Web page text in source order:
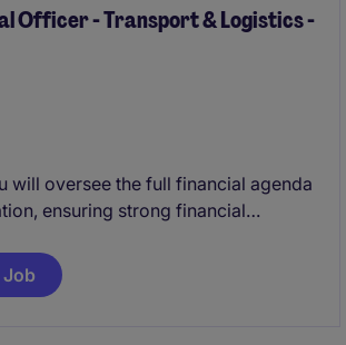
Officer - Transport & Logistics -
will oversee the full financial agenda
ensuring strong financial
long-term strategic planning.